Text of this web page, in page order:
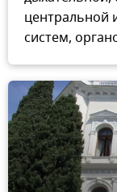
центральной
систем,